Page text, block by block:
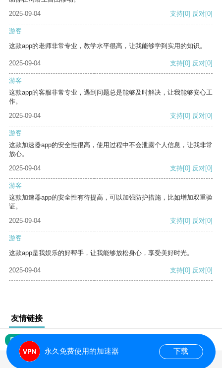
2025-09-04
支持[0] 反对[0]
游客
这款app的老师非常专业，教学水平很高，让我能够学到实用的知识。
2025-09-04 支持[0] 反对[0]
游客
这款app的客服非常专业，遇到问题总是能够及时解决，让我能够安心工
作。
2025-09-04
支持[0] 反对[0]
游客
这款加速器app的安全性很高，使用过程中不会泄露个人信息，让我非常
放心。
2025-09-04
支持[0] 反对[0]
游客
这款加速器app的安全性有待提高，可以加强防护措施，比如增加双重验
证。
2025-09-04
支持[0] 反对[0]
游客
这款app是我娱乐的好帮手，让我能够放松身心，享受美好时光。
2025-09-04 支持[0] 反对[0]
友情链接
网站地图
永久免费使用的加速器 下载